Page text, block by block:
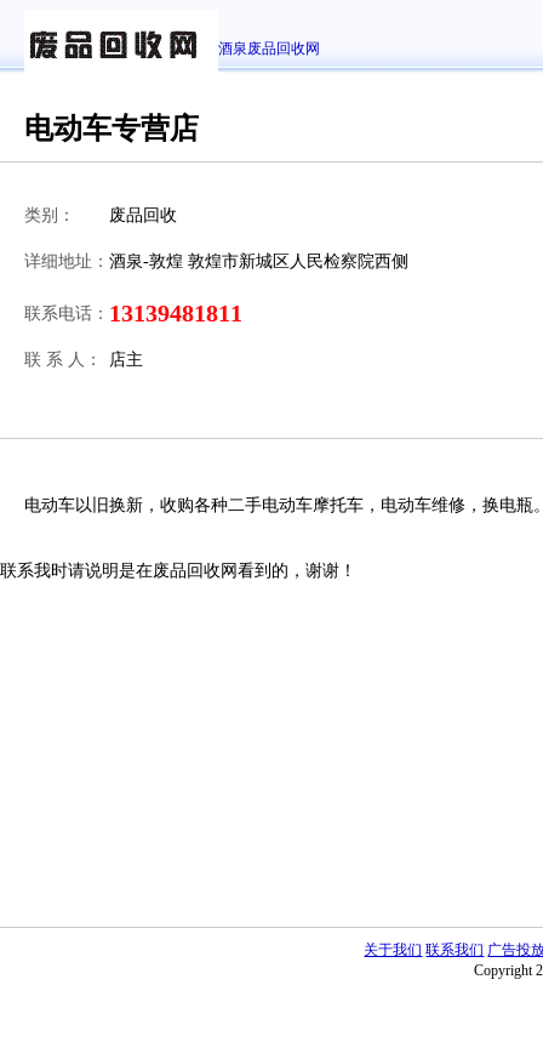
酒泉废品回收网
电动车专营店
类别： 废品回收
详细地址： 酒泉-敦煌 敦煌市新城区人民检察院西侧
联系电话： 13139481811
联 系 人： 店主
电动车以旧换新，收购各种二手电动车摩托车，电动车维修，换电瓶
联系我时请说明是在废品回收网看到的，谢谢！
关于我们 联系我们 广告投
Copyright